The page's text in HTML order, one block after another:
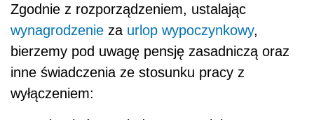
Zgodnie z rozporządzeniem, ustalając
wynagrodzenie za urlop wypoczynkowy,
bierzemy pod uwagę pensję zasadniczą oraz
inne świadczenia ze stosunku pracy z
wyłączeniem: